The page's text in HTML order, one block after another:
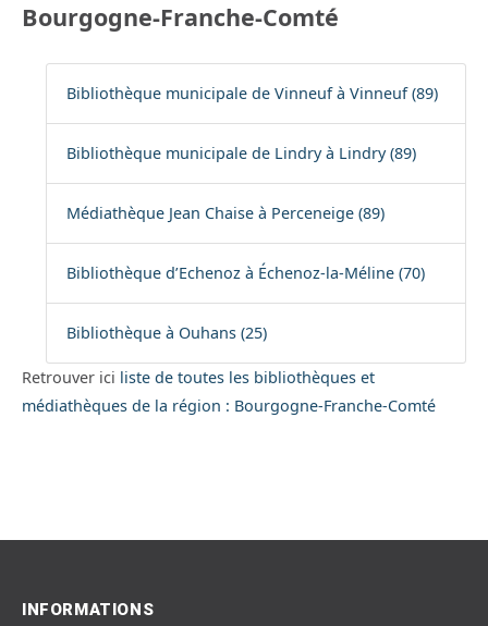
Bourgogne-Franche-Comté
Bibliothèque municipale de Vinneuf à Vinneuf (89)
Bibliothèque municipale de Lindry à Lindry (89)
Médiathèque Jean Chaise à Perceneige (89)
Bibliothèque d’Echenoz à Échenoz-la-Méline (70)
Bibliothèque à Ouhans (25)
Retrouver ici liste de toutes les bibliothèques et
médiathèques de la région : Bourgogne-Franche-Comté
INFORMATIONS